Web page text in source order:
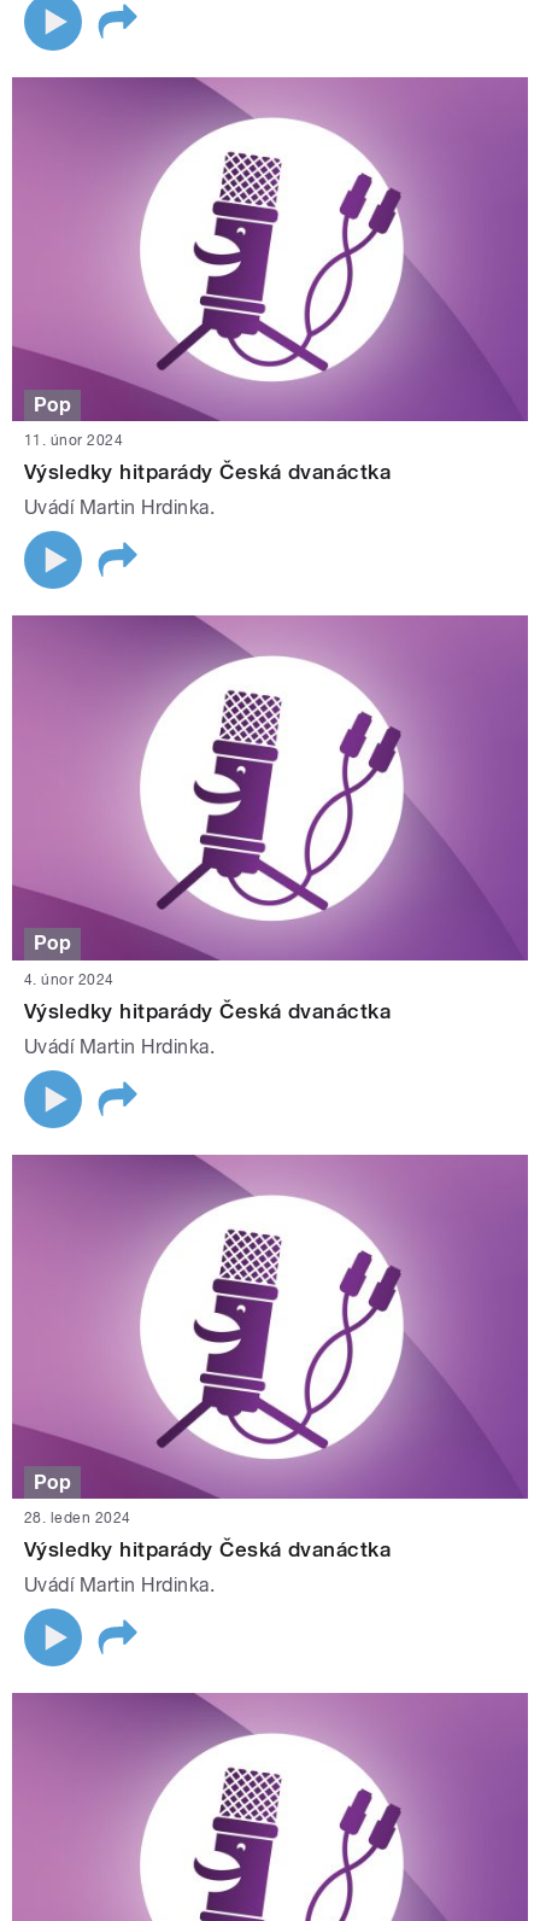
Pop
11. únor 2024
Výsledky hitparády Česká dvanáctka
Uvádí Martin Hrdinka.
Pop
4. únor 2024
Výsledky hitparády Česká dvanáctka
Uvádí Martin Hrdinka.
Pop
28. leden 2024
Výsledky hitparády Česká dvanáctka
Uvádí Martin Hrdinka.